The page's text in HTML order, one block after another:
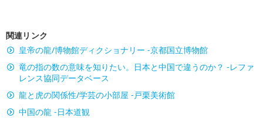
関連リンク
皇帝の龍/博物館ディクショナリー -京都国立博物館
竜の指の数の意味を知りたい。日本と中国で違うのか？ -レファ
レンス協同データベース
龍と虎の関係性/学芸の小部屋 -戸栗美術館
中国の龍 -日本道観